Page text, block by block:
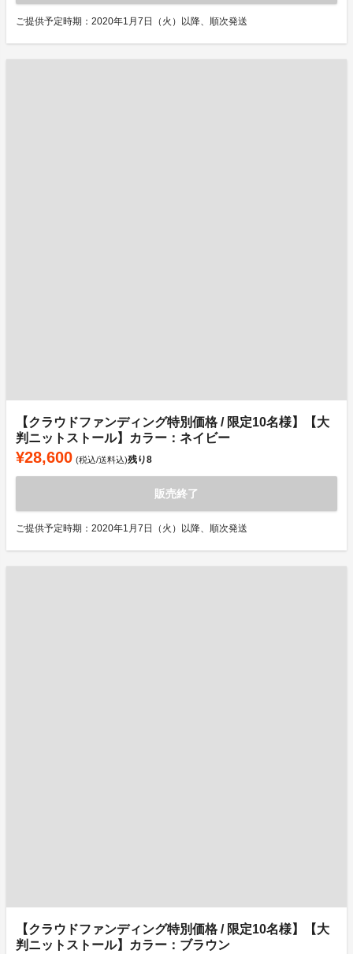
ご提供予定時期：2020年1月7日（火）以降、順次発送
【クラウドファンディング特別価格 / 限定10名様】【大
判ニットストール】カラー：ネイビー
¥28,600 (税込/送料込)残り8
販売終了
ご提供予定時期：2020年1月7日（火）以降、順次発送
【クラウドファンディング特別価格 / 限定10名様】【大
判ニットストール】カラー：ブラウン